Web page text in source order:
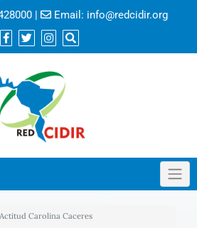
| Email: info@redcidir.org
Actitud Carolina Caceres